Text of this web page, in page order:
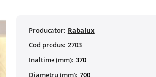
Producator: Rabalux
Cod produs: 2703
Inaltime (mm): 370
Diametru (mm): 700